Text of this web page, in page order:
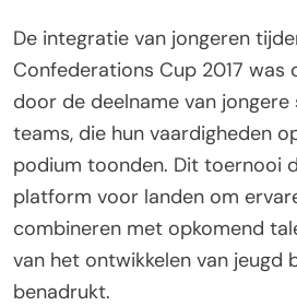
De integratie van jongeren
Confederations Cup 2017 was
door de deelname van
teams, die hun vaardigheden
podium toonden. Dit toernooi
platform voor landen om
combineren met opkomend
van het ontwikkelen van jeugd
benadrukt.